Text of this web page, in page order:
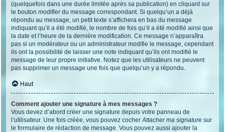
(quelquefois dans une durée limitée après sa publication) en cliquant sur
le bouton modifierdu message correspondant. Si quelqu’un a déjà
répondu au message, un petit texte s’affichera en bas du message
indiquant qu’il a été modifié, le nombre de fois qu’il a été modifié ainsi que
la date et l’heure de la dernière modification. Ce message n’apparaîtra
pas si un modérateur ou un administrateur modifie le message, cependant
ils ont la possibilité de laisser une note indiquant qu’ils ont modifié le
message de leur propre initiative. Notez que les utilisateurs ne peuvent
pas supprimer un message une fois que quelqu’un y a répondu.
Haut
Comment ajouter une signature à mes messages ?
Vous devez d’abord créer une signature depuis votre panneau de
l’utilisateur. Une fois créée, vous pouvez cocherAttacher ma signature sur
le formulaire de rédaction de message. Vous pouvez aussi ajouter la